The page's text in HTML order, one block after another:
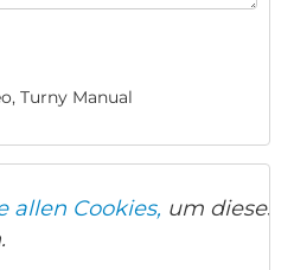
Turny Manual
allen Cookies, um dieses